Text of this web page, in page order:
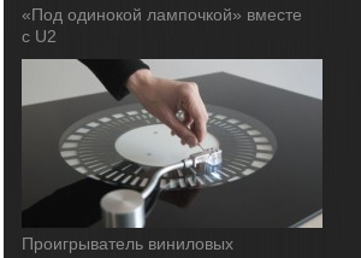
«Под одинокой лампочкой» вместе
с U2
Проигрыватель виниловых